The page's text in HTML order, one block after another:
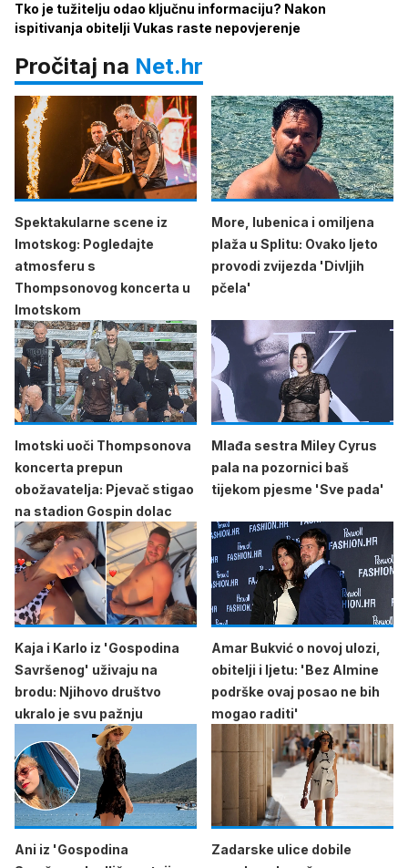
Tko je tužitelju odao ključnu informaciju? Nakon
ispitivanja obitelji Vukas raste nepovjerenje
Pročitaj na Net.hr
Spektakularne scene iz
Imotskog: Pogledajte
atmosferu s
Thompsonovog koncerta u
Imotskom
More, lubenica i omiljena
plaža u Splitu: Ovako ljeto
provodi zvijezda 'Divljih
pčela'
Imotski uoči Thompsonova
koncerta prepun
obožavatelja: Pjevač stigao
na stadion Gospin dolac
Mlađa sestra Miley Cyrus
pala na pozornici baš
tijekom pjesme 'Sve pada'
Kaja i Karlo iz 'Gospodina
Savršenog' uživaju na
brodu: Njihovo društvo
ukralo je svu pažnju
Amar Bukvić o novoj ulozi,
obitelji i ljetu: 'Bez Almine
podrške ovaj posao ne bih
mogao raditi'
Ani iz 'Gospodina
Zadarske ulice dobile